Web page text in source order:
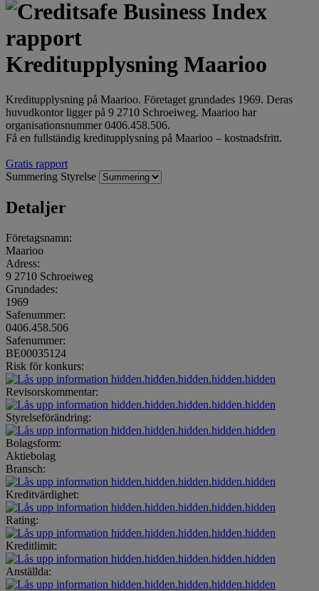
Kreditupplysning Maarioo
Kreditupplysning på Maarioo. Företaget grundades 1969. Deras
huvudkontor ligger på 9 2710 Schroeiweg. Maarioo har
organisationsnummer 0406.458.506.
Få en fullständig kreditupplysning på Maarioo – kostnadsfritt.
Gratis rapport
Summering Styrelse
Detaljer
Företagsnamn:
Maarioo
Adress:
9 2710 Schroeiweg
Grundades:
1969
Safenummer:
0406.458.506
Safenummer:
BE00035124
Risk för konkurs:
hidden.hidden.hidden.hidden.hidden
Revisorskommentar:
hidden.hidden.hidden.hidden.hidden
Styrelseförändring:
hidden.hidden.hidden.hidden.hidden
Bolagsform:
Aktiebolag
Bransch:
hidden.hidden.hidden.hidden.hidden
Kreditvärdighet:
hidden.hidden.hidden.hidden.hidden
Rating:
hidden.hidden.hidden.hidden.hidden
Kreditlimit:
hidden.hidden.hidden.hidden.hidden
Anställda:
hidden.hidden.hidden.hidden.hidden